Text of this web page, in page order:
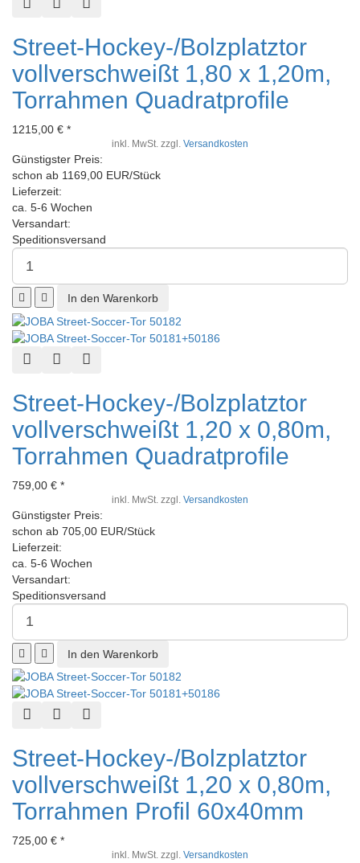
Street-Hockey-/Bolzplatztor
vollverschweißt 1,80 x 1,20m,
Torrahmen Quadratprofile
1215,00 € *
inkl. MwSt. zzgl. Versandkosten
Günstigster Preis:
schon ab 1169,00 EUR/Stück
Lieferzeit:
ca. 5-6 Wochen
Versandart:
Speditionsversand
Street-Hockey-/Bolzplatztor
vollverschweißt 1,20 x 0,80m,
Torrahmen Quadratprofile
759,00 € *
inkl. MwSt. zzgl. Versandkosten
Günstigster Preis:
schon ab 705,00 EUR/Stück
Lieferzeit:
ca. 5-6 Wochen
Versandart:
Speditionsversand
Street-Hockey-/Bolzplatztor
vollverschweißt 1,20 x 0,80m,
Torrahmen Profil 60x40mm
725,00 € *
inkl. MwSt. zzgl. Versandkosten